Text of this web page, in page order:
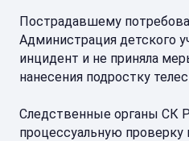
Пострадавшему
Администрация детского
инцидент и не приняла
нанесения подростку
Следственные органы СК
процессуальную проверку